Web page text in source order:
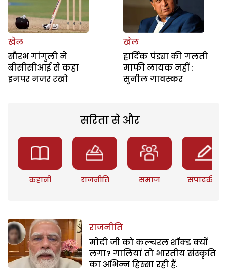
खेल
सौरभ गांगुली ने
बीसीसीआई से कहा
इनपर नजर रखो
खेल
हार्दिक पंड्या की गलती
माफी लायक नहीं :
सुनील गावस्कर
सरिता से और
कहानी राजनीति समाज संपादकीय
राजनीति
मोदी जी को कल्चरल शॉक्ड क्यों
लगा? गालियां तो भारतीय संस्कृति
का अभिन्न हिस्सा रही हैं.